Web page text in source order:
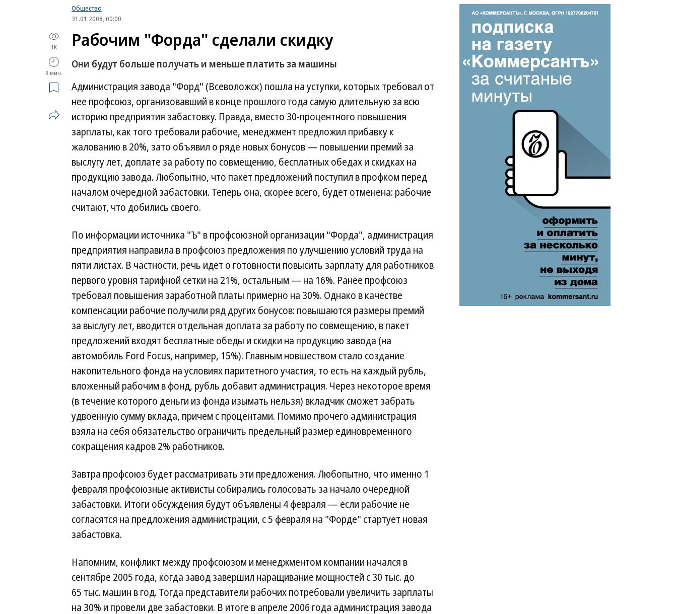
Общество
31.01.2008, 00:00
1K
3 мин.
Рабочим "Форда" сделали скидку
Они будут больше получать и меньше платить за машины
Администрация завода "Форд" (Всеволожск) пошла на уступки, которых требовал от
нее профсоюз, организовавший в конце прошлого года самую длительную за всю
историю предприятия забастовку. Правда, вместо 30-процентного повышения
зарплаты, как того требовали рабочие, менеджмент предложил прибавку к
жалованию в 20%, зато объявил о ряде новых бонусов — повышении премий за
выслугу лет, доплате за работу по совмещению, бесплатных обедах и скидках на
продукцию завода. Любопытно, что пакет предложений поступил в профком перед
началом очередной забастовки. Теперь она, скорее всего, будет отменена: рабочие
считают, что добились своего.
По информации источника "Ъ" в профсоюзной организации "Форда", администрация
предприятия направила в профсоюз предложения по улучшению условий труда на
пяти листах. В частности, речь идет о готовности повысить зарплату для работников
первого уровня тарифной сетки на 21%, остальным — на 16%. Ранее профсоюз
требовал повышения заработной платы примерно на 30%. Однако в качестве
компенсации рабочие получили ряд других бонусов: повышаются размеры премий
за выслугу лет, вводится отдельная доплата за работу по совмещению, в пакет
предложений входят бесплатные обеды и скидки на продукцию завода (на
автомобиль Ford Focus, например, 15%). Главным новшеством стало создание
накопительного фонда на условиях паритетного участия, то есть на каждый рубль,
вложенный рабочим в фонд, рубль добавит администрация. Через некоторое время
(в течение которого деньги из фонда изымать нельзя) вкладчик сможет забрать
удвоенную сумму вклада, причем с процентами. Помимо прочего администрация
взяла на себя обязательство ограничить предельный размер единовременного
сокращения кадров 2% работников.
Завтра профсоюз будет рассматривать эти предложения. Любопытно, что именно 1
февраля профсоюзные активисты собирались голосовать за начало очередной
забастовки. Итоги обсуждения будут объявлены 4 февраля — если рабочие не
согласятся на предложения администрации, с 5 февраля на "Форде" стартует новая
забастовка.
Напомним, конфликт между профсоюзом и менеджментом компании начался в
сентябре 2005 года, когда завод завершил наращивание мощностей с 30 тыс. до
65 тыс. машин в год. Тогда представители рабочих потребовали увеличить зарплаты
на 30% и провели две забастовки. В итоге в апреле 2006 года администрация завода